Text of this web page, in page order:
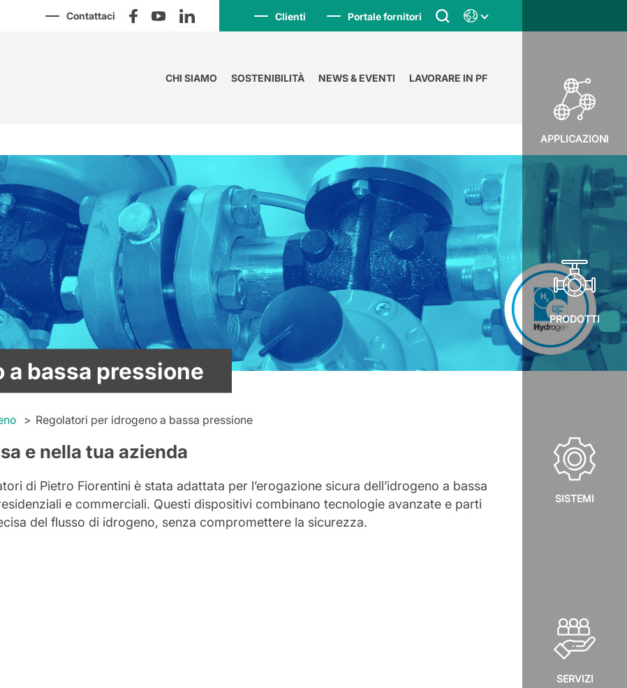
Contattaci Clienti Portale fornitori
CHI SIAMO SOSTENIBILITÀ NEWS & EVENTI LAVORARE IN PF
APPLICAZIONI
PRODOTTI
SISTEMI
SERVIZI
bassa pressione
Regolatori per idrogeno a bassa pressione
e nella tua azienda
di Pietro Fiorentini è stata adattata per l’erogazione sicura dell’idrogeno a bassa
e commerciali. Questi dispositivi combinano tecnologie avanzate e parti
del flusso di idrogeno, senza compromettere la sicurezza.